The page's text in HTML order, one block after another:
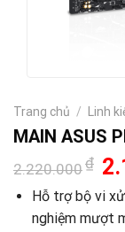
Trang chủ / Linh
MAIN ASUS
2.220.000₫ Giá
là:
Hỗ trợ bộ vi
nghiệm mượt